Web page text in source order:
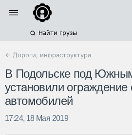
Найти грузы
← Дороги, инфраструктура
В Подольске под
установили ограждение
автомобилей
17:24, 18 Мая 2019